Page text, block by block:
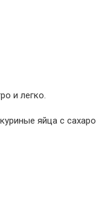
и легко.
яйца с